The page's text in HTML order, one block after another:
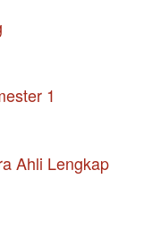
1
Ahli Lengkap